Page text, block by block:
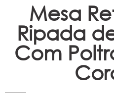
Mesa
Ripada
Com